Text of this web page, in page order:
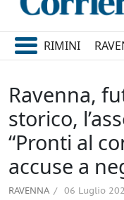
RIMINI
Ravenna,
storico,
“Pronti al
accuse a
RAVENNA 06 Luglio